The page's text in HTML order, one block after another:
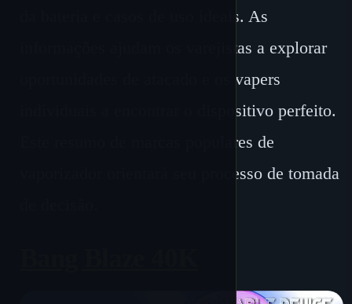
da bateria e casos de uso ideais. As
informações ajudam os varejistas a explorar
oportunidades de atacado e os vapers
individuais a encontrar o dispositivo perfeito.
Este resumo de marcas populares de
vaporizador orientará seu processo de tomada